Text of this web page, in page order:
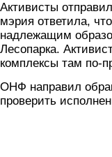
Активисты
мэрия ответила,
надлежащим
Лесопарка.
комплексы там по-
ОНФ направил
проверить